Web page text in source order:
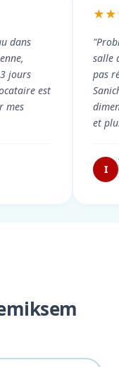
dans
jours
est
mes
salle
pas
et
I